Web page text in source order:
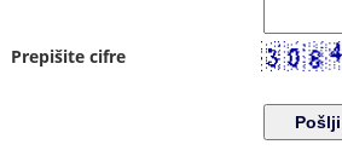
Prepišite cifre